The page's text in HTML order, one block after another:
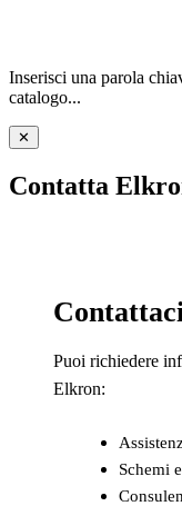
Inserisci una parola
catalogo...
✕
Contatta
Puoi richiedere
Elkron:
Schemi